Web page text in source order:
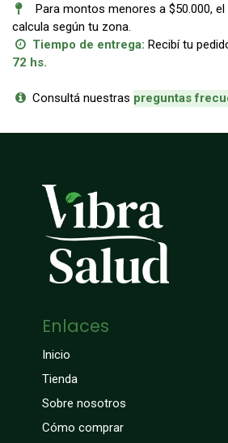
Para montos menores a $50.000,
calcula según tu zona.
Tiempo de entrega: Recibí tu
72 hs.
Consultá nuestras preguntas
Enlaces
Inicio
Tienda
Sobre nosotros
Cómo comprar